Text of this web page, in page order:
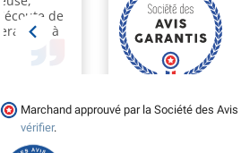
Marchand approuvé par la Société des Avis
vérifier.